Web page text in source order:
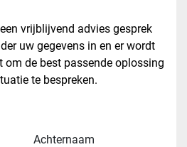
vrijblijvend advies gesprek
uw gegevens in en er wordt
de best passende oplossing
te bespreken.
Achternaam